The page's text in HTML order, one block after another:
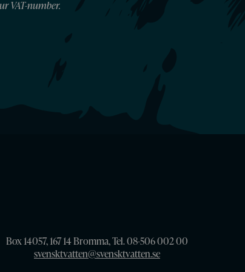
VAT-number.
Box 14057, 167 14 Bromma, Tel. 08-506 002 00
svensktvatten@svensktvatten.se